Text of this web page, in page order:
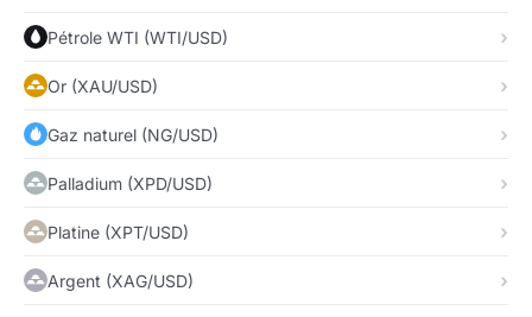
Pétrole WTI (WTI/USD)
Or (XAU/USD)
Gaz naturel (NG/USD)
Palladium (XPD/USD)
Platine (XPT/USD)
Argent (XAG/USD)